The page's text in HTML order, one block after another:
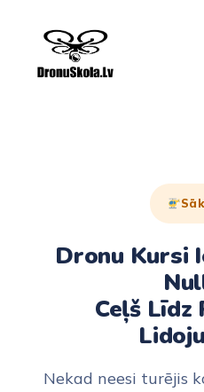
Dronu Kursi
Ceļš Līdz
Nekad neesi turējis